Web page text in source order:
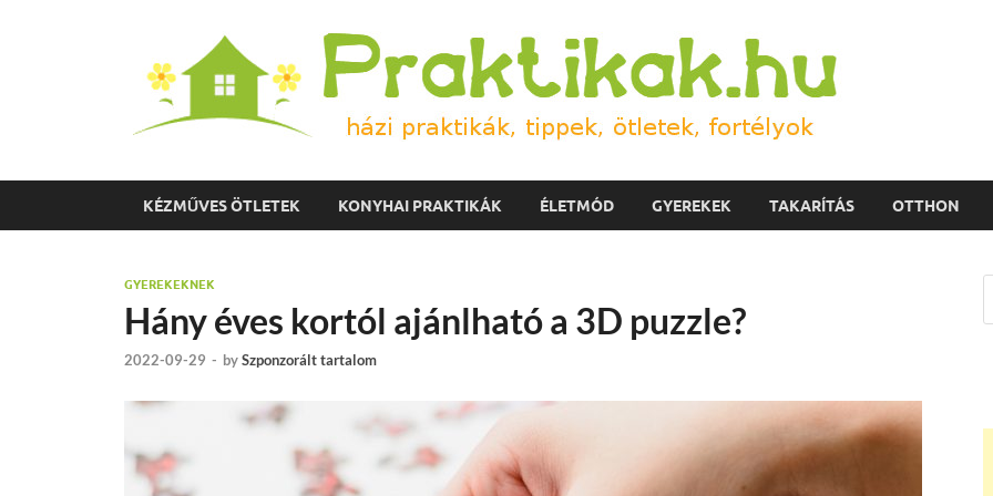
KÉZMŰVES ÖTLETEK KONYHAI PRAKTIKÁK ÉLETMÓD GYEREKEK TAKARÍTÁS OTTHON
GYEREKEKNEK
Hány éves kortól ajánlható a 3D puzzle?
2022-09-29 - bySzponzorált tartalom